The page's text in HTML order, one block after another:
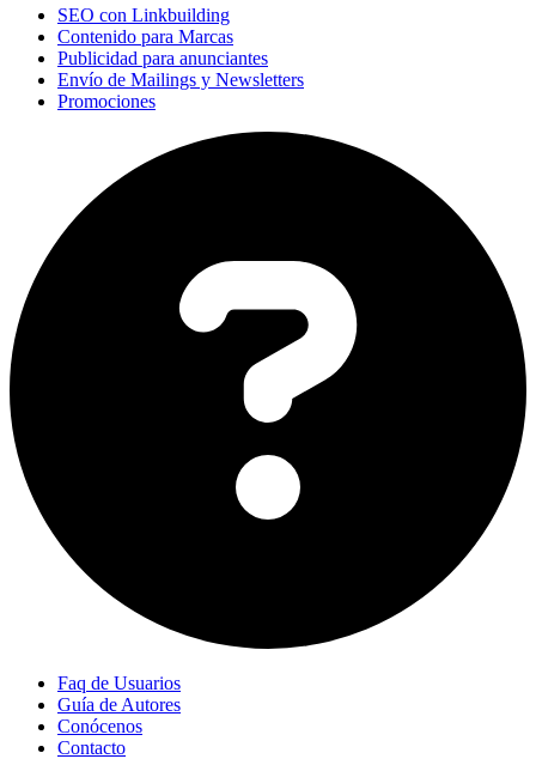
SEO con Linkbuilding
Contenido para Marcas
Publicidad para anunciantes
Envío de Mailings y Newsletters
Promociones
Faq de Usuarios
Guía de Autores
Conócenos
Contacto